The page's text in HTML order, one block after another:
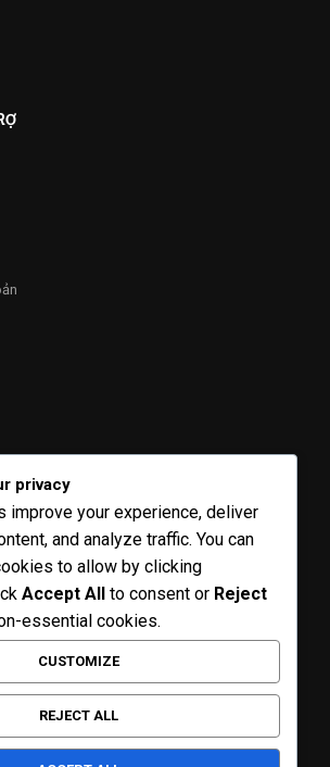
privacy
improve your experience, deliver
and analyze traffic. You can
to allow by clicking
Accept All to consent or Reject
essential cookies.
CUSTOMIZE
REJECT ALL